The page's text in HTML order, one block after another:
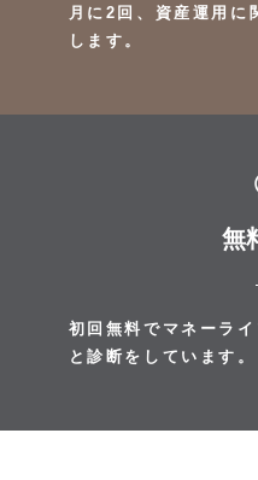
月に2回、資産運用に
します。
無
初回無料でマネーラ
と診断をしています。